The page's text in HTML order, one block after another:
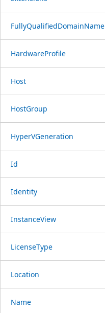
FullyQualifiedDomainName
HardwareProfile
Host
HostGroup
HyperVGeneration
Id
Identity
InstanceView
LicenseType
Location
Name